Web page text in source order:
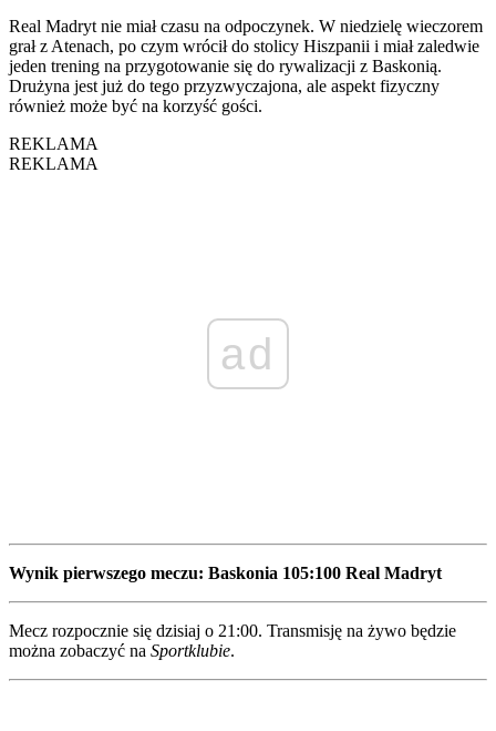
Real Madryt nie miał czasu na odpoczynek. W niedzielę wieczorem
grał z Atenach, po czym wrócił do stolicy Hiszpanii i miał zaledwie
jeden trening na przygotowanie się do rywalizacji z Baskonią.
Drużyna jest już do tego przyzwyczajona, ale aspekt fizyczny
również może być na korzyść gości.
REKLAMA
REKLAMA
ad
Wynik pierwszego meczu: Baskonia 105:100 Real Madryt
Mecz rozpocznie się dzisiaj o 21:00. Transmisję na żywo będzie
można zobaczyć na Sportklubie.